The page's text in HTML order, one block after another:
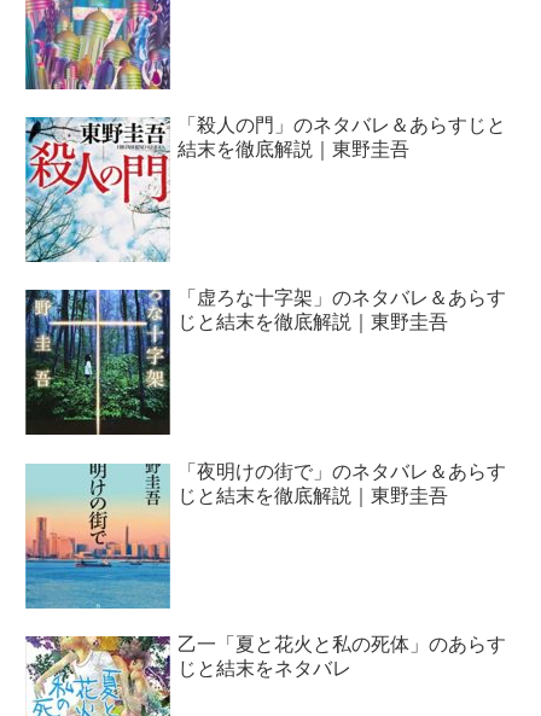
「殺人の門」のネタバレ＆あらすじと
結末を徹底解説｜東野圭吾
「虚ろな十字架」のネタバレ＆あらす
じと結末を徹底解説｜東野圭吾
「夜明けの街で」のネタバレ＆あらす
じと結末を徹底解説｜東野圭吾
乙一「夏と花火と私の死体」のあらす
じと結末をネタバレ